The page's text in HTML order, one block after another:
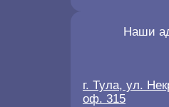
Наши
г. Тула, ул.
оф. 315